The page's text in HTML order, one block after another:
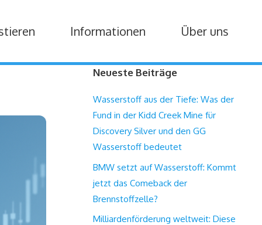
Informationen Über uns
Neueste Beiträge
Wasserstoff aus der Tiefe: Was der
Fund in der Kidd Creek Mine für
Discovery Silver und den GG
Wasserstoff bedeutet
BMW setzt auf Wasserstoff: Kommt
jetzt das Comeback der
Brennstoffzelle?
Milliardenförderung weltweit: Diese